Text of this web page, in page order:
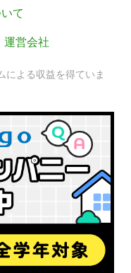
て
運営会社
による収益を得ていま